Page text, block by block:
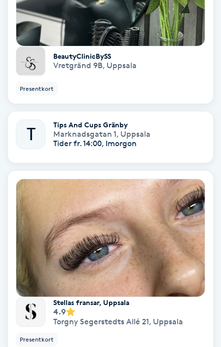
Sugaring
Svensk massage
Svettbehandling
Tuina-massage
Taktil massage
Tandläkare
Tatuering
Tatueringsborttagning
Terapi
Thaimassage
Toning
BeautyClinicBySS
Vretgränd 9B, Uppsala
Presentkort
T Tips And Cups Gränby
Marknadsgatan 1, Uppsala
Tider fr. 14:00, Imorgon
Stellas fransar, Uppsala
4.9
Torgny Segerstedts Allé 21, Uppsala
Presentkort